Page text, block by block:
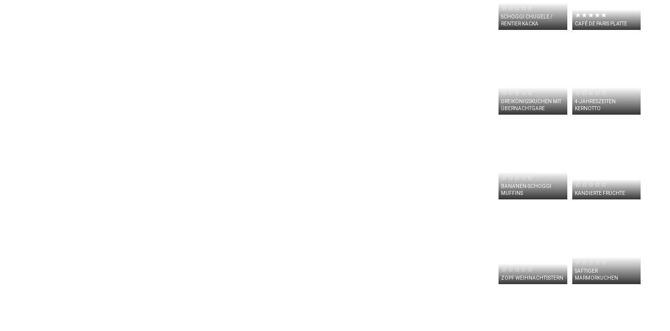
☆☆☆☆☆
SCHOGGI CHUGELE /
RENTIER KACKA
★★★★★
CAFÉ DE PARIS PLATTE
☆☆☆☆☆
DREIKÖNIGSKUCHEN MIT
ÜBERNACHTGARE
☆☆☆☆☆
4-JAHRESZEITEN
KERNOTTO
☆☆☆☆☆
BANANEN-SCHOGGI
MUFFINS
☆☆☆☆☆
KANDIERTE FRÜCHTE
☆☆☆☆☆
ZOPF WEIHNACHTSSTERN
☆☆☆☆☆
SAFTIGER
MARMORKUCHEN